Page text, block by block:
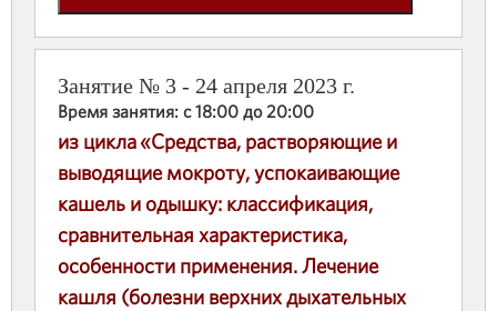
Занятие № 3 - 24 апреля 2023 г.
Время занятия: с 18:00 до 20:00
из цикла «Средства, растворяющие и
выводящие мокроту, успокаивающие
кашель и одышку: классификация,
сравнительная характеристика,
особенности применения. Лечение
кашля (болезни верхних дыхательных